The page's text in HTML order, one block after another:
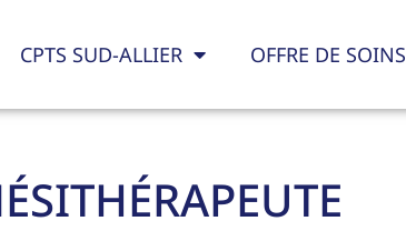
CPTS SUD-ALLIER OFFRE DE SOINS